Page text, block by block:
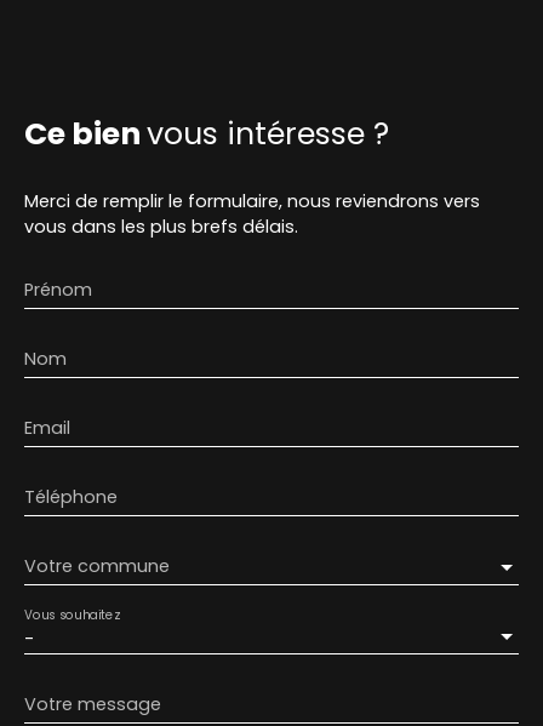
Ce bienvous intéresse ?
Merci de remplir le formulaire, nous reviendrons vers
vous dans les plus brefs délais.
Prénom
Nom
Email
Téléphone
Votre commune
-
Vous souhaitez
Votre message